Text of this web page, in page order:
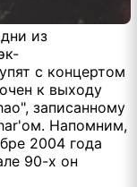
из
с концертом
к выходу
записанному
Напомним,
2004 года
90-х он